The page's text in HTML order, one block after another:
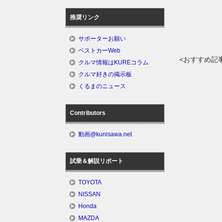
<おすすめ記
推奨リンク
サポーターお願い
ベストカーWeb
クルマ情報はKUREコラム
クルマ好きの掲示板
くるまのニュース
Contributors
動画@kunisawa.net
試乗＆解説リポート
TOYOTA
NISSAN
Honda
MAZDA